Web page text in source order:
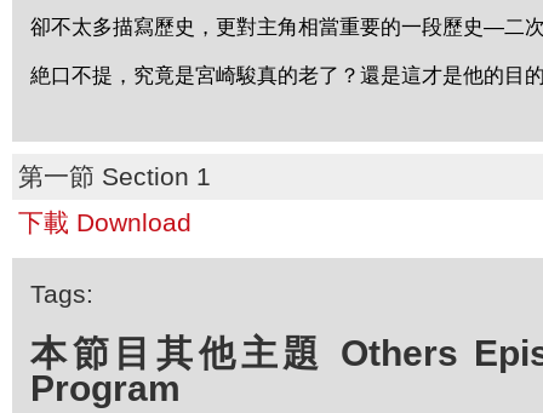
卻不太多描寫歷史，更對主角相當重要的一段歷史—二
絶口不提，究竟是宮崎駿真的老了？還是這才是他的目
第一節 Section 1
下載 Download
Tags:
本節目其他主題 Others
Program